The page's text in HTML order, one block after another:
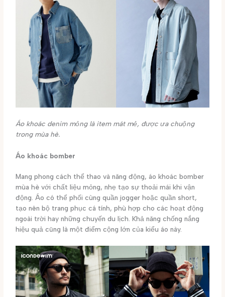
Áo khoác denim mỏng là item mát mẻ, được ưa chuộng
trong mùa hè.
Áo khoác bomber
Mang phong cách thể thao và năng động, áo khoác bomber
mùa hè với chất liệu mỏng, nhẹ tạo sự thoải mái khi vận
động. Áo có thể phối cùng quần jogger hoặc quần short,
tạo nên bộ trang phục cá tính, phù hợp cho các hoạt động
ngoài trời hay những chuyến du lịch. Khả năng chống nắng
hiệu quả cũng là một điểm cộng lớn của kiểu áo này.